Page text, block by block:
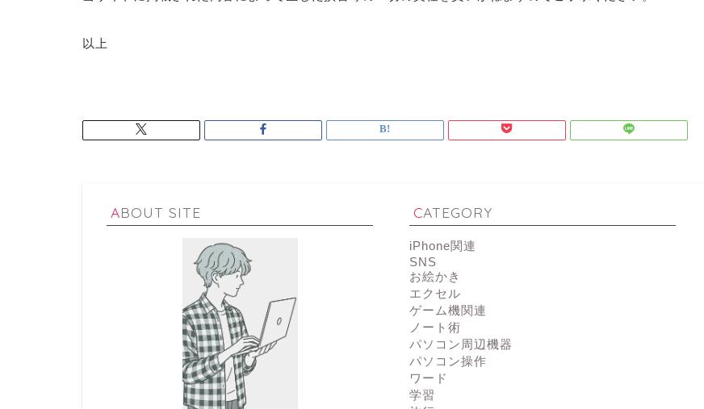
以上
ABOUT SITE CATEGORY
iPhone関連
SNS
お絵かき
エクセル
ゲーム機関連
ノート術
パソコン周辺機器
パソコン操作
ワード
学習